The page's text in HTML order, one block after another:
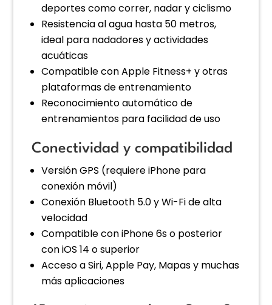
deportes como correr, nadar y ciclismo
Resistencia al agua hasta 50 metros,
ideal para nadadores y actividades
acuáticas
Compatible con Apple Fitness+ y otras
plataformas de entrenamiento
Reconocimiento automático de
entrenamientos para facilidad de uso
Conectividad y compatibilidad
Versión GPS (requiere iPhone para
conexión móvil)
Conexión Bluetooth 5.0 y Wi-Fi de alta
velocidad
Compatible con iPhone 6s o posterior
con iOS 14 o superior
Acceso a Siri, Apple Pay, Mapas y muchas
más aplicaciones